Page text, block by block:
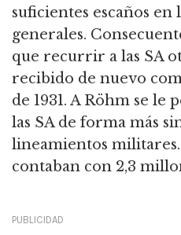
suficientes escaños en
generales.
que recurrir a las SA
recibido de nuevo
de 1931. A Röhm se le
las SA de forma más
lineamientos militares.
contaban con 2,3
PUBLICIDAD